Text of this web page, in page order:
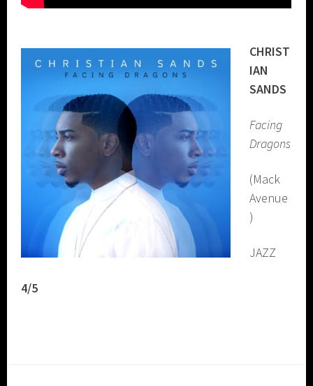
CHRIST
IAN
SANDS
Facing
Dragons
(Mack
Avenue
)
JAZZ
4/5